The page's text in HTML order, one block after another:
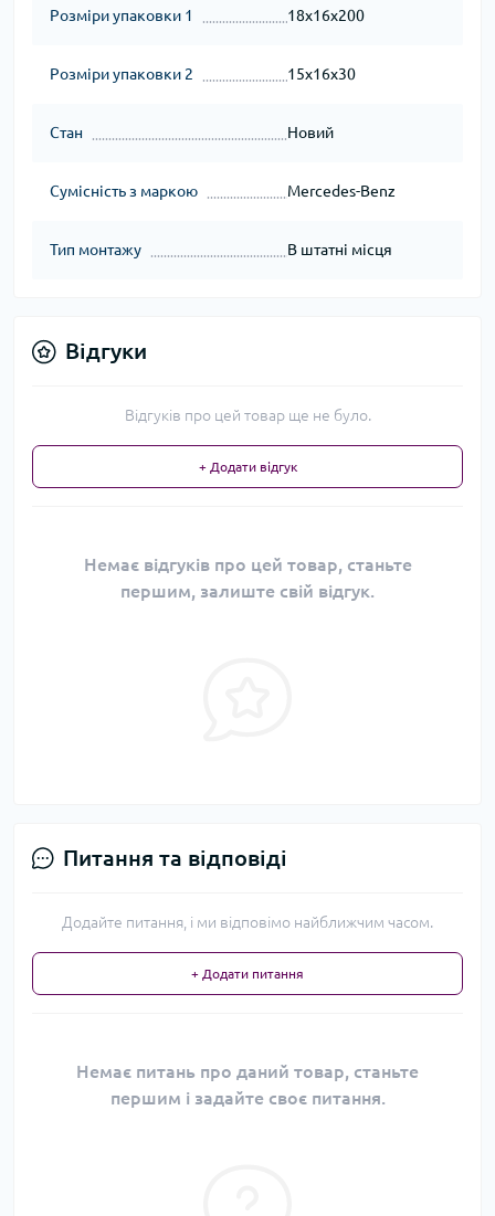
Розміри упаковки 1 18x16x200
Розміри упаковки 2 15x16x30
Стан Новий
Сумісність з маркою Mercedes-Benz
Тип монтажу В штатні місця
Відгуки
Відгуків про цей товар ще не було.
+ Додати відгук
Немає відгуків про цей товар, станьте
першим, залиште свій відгук.
Питання та відповіді
Додайте питання, і ми відповімо найближчим часом.
+ Додати питання
Немає питань про даний товар, станьте
першим і задайте своє питання.